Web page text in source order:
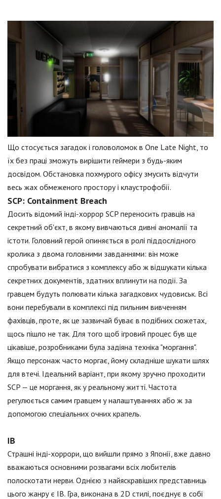
Що стосується загадок і головоломок в One Late Night, то
їх без праці зможуть вирішити геймери з будь-яким
досвідом. Обстановка похмурого офісу змусить відчути
весь жах обмеженого простору і клаустрофобії.
SCP: Containment Breach
Досить відомий інді-хоррор SCP переносить гравців на
секретний об'єкт, в якому вивчаються дивні аномалії та
істоти. Головний герой опиняється в ролі піддослідного
кролика з двома головними завданнями: він може
спробувати вибратися з комплексу або ж відшукати кілька
секретних документів, здатних вплинути на події. За
гравцем будуть полювати кілька загадкових чудовиськ. Всі
вони перебували в комплексі під пильним вивченням
фахівців, проте, як це зазвичай буває в подібних сюжетах,
щось пішло не так. Для того щоб ігровий процес був ще
цікавіше, розробниками була задіяна техніка "моргання".
Якщо персонаж часто моргає, йому складніше шукати шлях
для втечі. Ідеальний варіант, при якому зручно проходити
SCP — це моргання, як у реальному житті. Частота
регулюється самим гравцем у налаштуваннях або ж за
допомогою спеціальних очних крапель.
IB
Страшні інді-хоррори, що вийшли прямо з Японії, вже давно
вважаються основними розвагами всіх любителів
полоскотати нерви. Однією з найяскравіших представниць
цього жанру є IB. Гра, виконана в 2D стилі, поєднує в собі